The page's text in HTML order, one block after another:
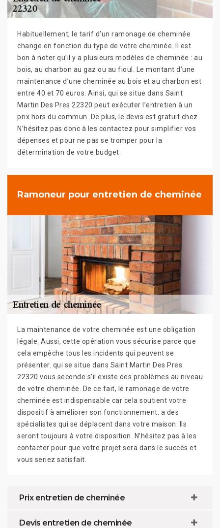
Habituellement, le tarif d’un ramonage de cheminée
change en fonction du type de votre cheminée. Il est
bon à noter qu’il y a plusieurs modèles de cheminée : au
bois, au charbon au gaz ou au fioul. Le montant d’une
maintenance d’une cheminée au bois et au charbon est
entre 40 et 70 euros. Ainsi, qui se situe dans Saint
Martin Des Pres 22320 peut exécuter l’entretien à un
prix hors du commun. De plus, le devis est gratuit chez .
N’hésitez pas donc à les contactez pour simplifier vos
dépenses et pour ne pas se tromper pour la
détermination de votre budget.
Ramoneur pour entretien de cheminée
La maintenance de votre cheminée est une obligation
légale. Aussi, cette opération vous sécurise parce que
cela empêche tous les incidents qui peuvent se
présenter. qui se situe dans Saint Martin Des Pres
22320 vous seconde s’il existe des problèmes au niveau
de votre cheminée. De ce fait, le ramonage de votre
cheminée est indispensable car cela soutient votre
dispositif à améliorer son fonctionnement. a des
spécialistes qui se déplacent dans votre maison. Ils
seront toujours à votre disposition. N’hésitez pas à les
contacter pour que votre projet sera dans le succès et
vous seriez satisfait.
Prix entretien de cheminée
Devis entretien de cheminée